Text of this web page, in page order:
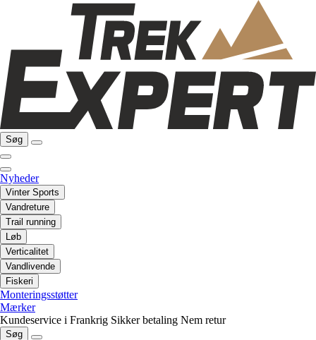
Søg
Nyheder
Vinter Sports
Vandreture
Trail running
Løb
Verticalitet
Vandlivende
Fiskeri
Monteringsstøtter
Mærker
Kundeservice i Frankrig Sikker betaling Nem retur
Søg